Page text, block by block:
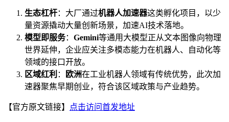
生态杠杆：大厂通过机器人加速器这类孵化项目，以少
量资源撬动大量创新场景，加速AI技术落地。
模型即服务： Gemini等通用大模型正从文本图像向物理
世界延伸，企业应关注多模态能力在机器人、自动化等
领域的接口开放。
区域红利 ： 欧洲在工业机器人领域有传统优势，此次加
速器聚焦早期创业，符合该区域政策与产业趋势。
【官方原文链接】 点击访问首发地址